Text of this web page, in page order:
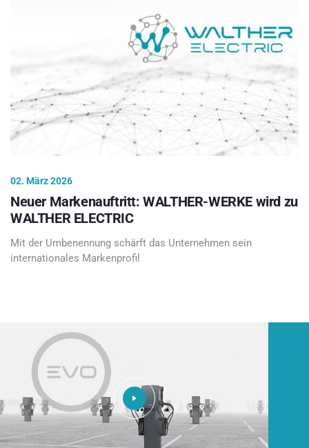
02. März 2026
Neuer Markenauftritt: WALTHER-WERKE wird zu
WALTHER ELECTRIC
Mit der Umbenennung schärft das Unternehmen sein
internationales Markenprofil